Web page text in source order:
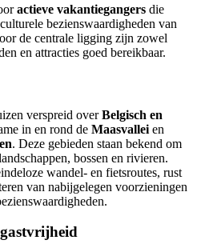
actieve vakantiegangers die
bezienswaardigheden van
de centrale ligging zijn zowel
en attracties goed bereikbaar.
verspreid overBelgisch en
in en rond de Maasvallei en
. Deze gebieden staan bekend om
bossen en rivieren.
wandel- en fietsroutes, rust
van nabijgelegen voorzieningen